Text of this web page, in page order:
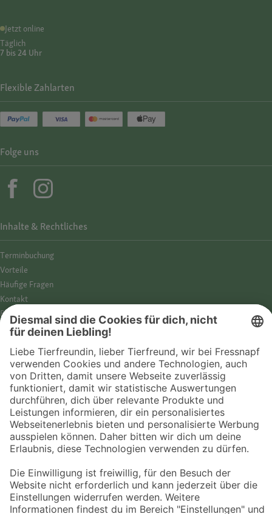
Jetzt online
Täglich
7 bis 24 Uhr
© 2026 Fressnapf Tiernahrungs GmbH
Inhalte & Rechtliches
Termin­buchung
Vorteile
Häufige Fragen
Kontakt
Barrierefreiheit
Impressum
Cookies
AGB
Entdecke Fressnapf
Tierversicherung
GPS-Tracker
Online-Shop
Flexible Zahlarten
Folge uns